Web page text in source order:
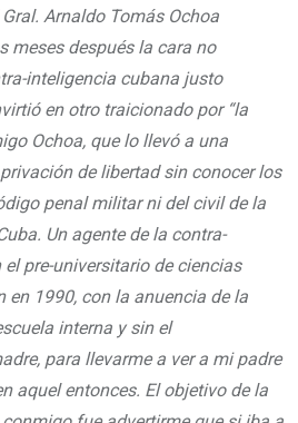
Arnaldo Tomás Ochoa
meses después la cara no
inteligencia cubana justo
en otro traicionado por “la
Ochoa, que lo llevó a una
de libertad sin conocer los
penal militar ni del civil de la
Un agente de la contra-
pre-universitario de ciencias
en 1990, con la anuencia de la
interna y sin el
para llevarme a ver a mi padre
aquel entonces. El objetivo de la